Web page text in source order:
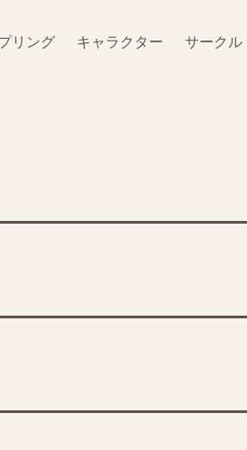
リング キャラクター サークル